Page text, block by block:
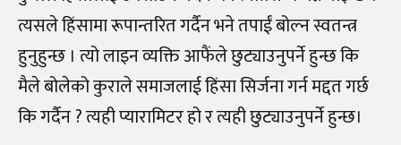
त्यसले हिंसामा रूपान्तरित गर्दैन भने तपाईं बोल्न स्वतन्त्र
हुनुहुन्छ । त्यो लाइन व्यक्ति आफैंले छुट्याउनुपर्ने हुन्छ कि
मैले बोलेको कुराले समाजलाई हिंसा सिर्जना गर्न मद्दत गर्छ
कि गर्दैन ? त्यही प्यारामिटर हो र त्यही छुट्याउनुपर्ने हुन्छ।